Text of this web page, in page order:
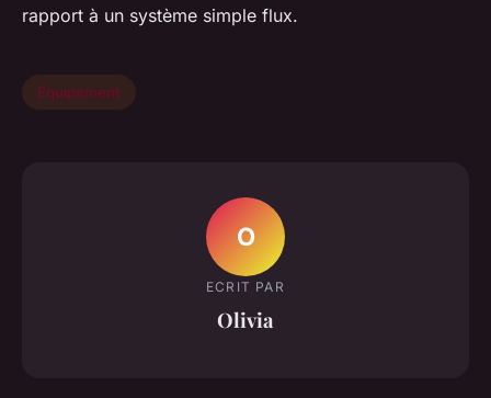
rapport à un système simple flux.
Équipement
O
ECRIT PAR
Olivia